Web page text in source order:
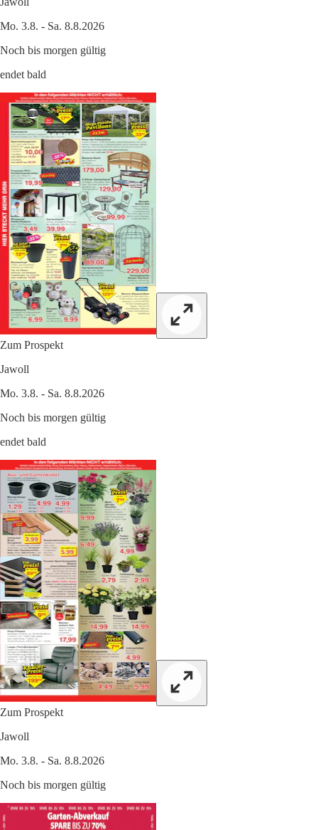
Mo. 3.8. - Sa. 8.8.2026
Noch bis morgen gültig
endet bald
Zum Prospekt
Jawoll
Mo. 3.8. - Sa. 8.8.2026
Noch bis morgen gültig
endet bald
Zum Prospekt
Jawoll
Mo. 3.8. - Sa. 8.8.2026
Noch bis morgen gültig